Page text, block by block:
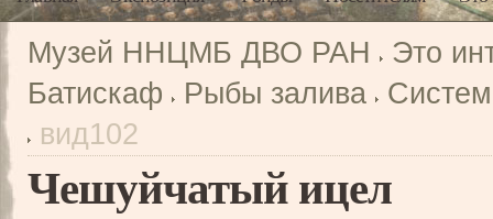
Музей ННЦМБ ДВО РАН
Это
Батискаф
Рыбы залива
вид102
Чешуйчатый ицел